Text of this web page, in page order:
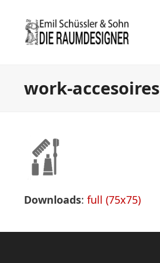
work-accesoires
Downloads: full (75x75)